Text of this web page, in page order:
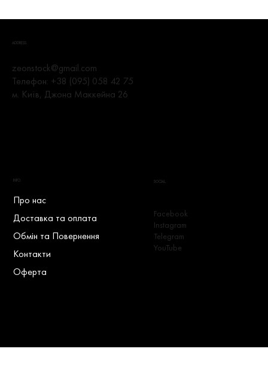
ADDRESS.
zeonstock@gmail.com
Телефон: +38 (095) 058 42 75
м. Київ, Джона Маккейна 26
INFO.
Про нас
Доставка та оплата
Обмін та Повернення
Контакти
Оферта
SOCIAL.
Facebook
Instagram
Telegram
YouTube